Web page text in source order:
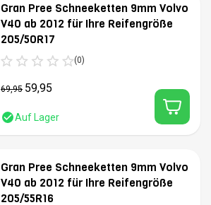
Gran Pree Schneeketten 9mm Volvo
V40 ab 2012 für Ihre Reifengröße
205/50R17
(0)
69,95 59,95
Auf Lager
Gran Pree Schneeketten 9mm Volvo
V40 ab 2012 für Ihre Reifengröße
205/55R16